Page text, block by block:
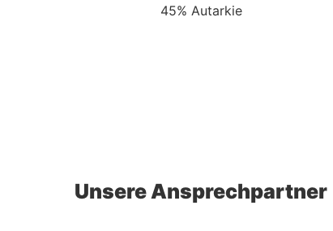
45% Autarkie
Unsere Ansprechpartner